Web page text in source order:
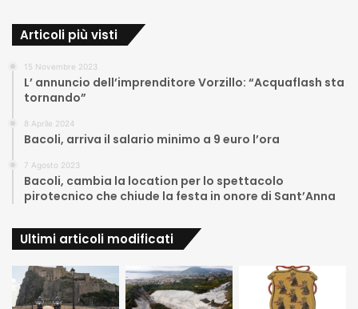
Articoli più visti
15 Novembre 2023
L’ annuncio dell’imprenditore Vorzillo: “Acquaflash sta
tornando”
8 Aprile 2024
Bacoli, arriva il salario minimo a 9 euro l’ora
7 Agosto 2023
Bacoli, cambia la location per lo spettacolo
pirotecnico che chiude la festa in onore di Sant’Anna
Ultimi articoli modificati